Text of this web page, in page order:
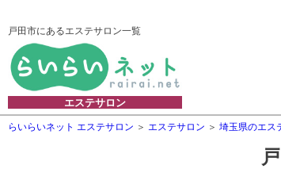
戸田市にあるエステサロン一覧
エステサロン
らいらいネット エステサロン エステサロン 埼玉県のエス